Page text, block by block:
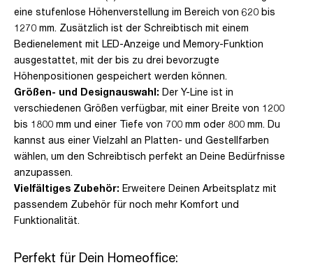
eine stufenlose Höhenverstellung im Bereich von 620 bis
1270 mm. Zusätzlich ist der Schreibtisch mit einem
Bedienelement mit LED-Anzeige und Memory-Funktion
ausgestattet, mit der bis zu drei bevorzugte
Höhenpositionen gespeichert werden können.
Größen- und Designauswahl: Der Y-Line ist in
verschiedenen Größen verfügbar, mit einer Breite von 1200
bis 1800 mm und einer Tiefe von 700 mm oder 800 mm. Du
kannst aus einer Vielzahl an Platten- und Gestellfarben
wählen, um den Schreibtisch perfekt an Deine Bedürfnisse
anzupassen.
Vielfältiges Zubehör: Erweitere Deinen Arbeitsplatz mit
passendem Zubehör für noch mehr Komfort und
Funktionalität.
Perfekt für Dein Homeoffice: